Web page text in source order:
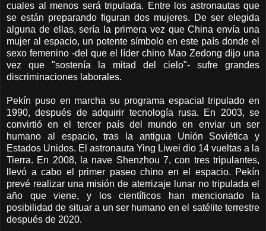
cuales al menos será tripulada. Entre los astronautas que
se están preparando figuran dos mujeres. De ser elegida
alguna de ellas, sería la primera vez que China envía una
mujer al espacio, un potente símbolo en este país donde el
sexo femenino -del que el líder chino Mao Zedong dijo una
vez que "sostenía la mitad del cielo"- sufre grandes
discriminaciones laborales.
Pekín puso en marcha su programa espacial tripulado en
1990, después de adquirir tecnología rusa. En 2003, se
convirtió en el tercer país del mundo en enviar un ser
humano al espacio, tras la antigua Unión Soviética y
Estados Unidos. El astronauta Ying Liwei dio 14 vueltas a la
Tierra. En 2008, la nave Shenzhou 7, con tres tripulantes,
llevó a cabo el primer paseo chino en el espacio. Pekín
prevé realizar una misión de aterrizaje lunar no tripulada el
año que viene, y los científicos han mencionado la
posibilidad de situar a un ser humano en el satélite terrestre
después de 2020.